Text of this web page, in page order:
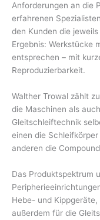
Anforderungen an die
erfahrenen
den Kunden die
Ergebnis: Werkstücke
entsprechen – mit
Reproduzierbarkeit.
Walther Trowal zählt
die Maschinen als
Gleitschleiftechnik
einen die
anderen die
Das Produktspektrum
Hebe- und
außerdem für die